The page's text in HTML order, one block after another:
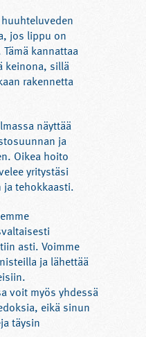
jos lippu on
kannattaa
keinona, sillä
rakennetta
näyttää
ja
Oikea hoito
yritystäsi
tehokkaasti.
asti. Voimme
ja lähettää
voit myös yhdessä
eikä sinun
täysin